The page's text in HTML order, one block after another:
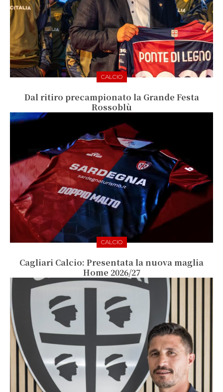
CALCIO
Dal ritiro precampionato la Grande Festa
Rossoblù
CALCIO
Cagliari Calcio: Presentata la nuova maglia
Home 2026/27